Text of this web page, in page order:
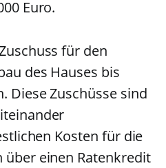
Euro.
für den
des Hauses bis
Diese Zuschüsse sind
Kosten für die
einen Ratenkredit